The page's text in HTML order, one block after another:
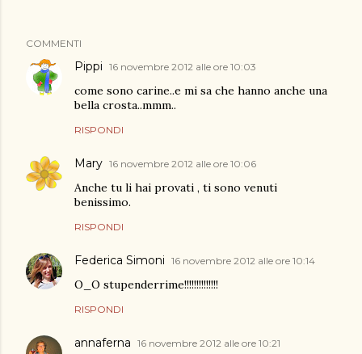
COMMENTI
Pippi 16 novembre 2012 alle ore 10:03
come sono carine..e mi sa che hanno anche una
bella crosta..mmm..
RISPONDI
Mary 16 novembre 2012 alle ore 10:06
Anche tu li hai provati , ti sono venuti
benissimo.
RISPONDI
Federica Simoni 16 novembre 2012 alle ore 10:14
O_O stupenderrime!!!!!!!!!!!!!!
RISPONDI
annaferna 16 novembre 2012 alle ore 10:21